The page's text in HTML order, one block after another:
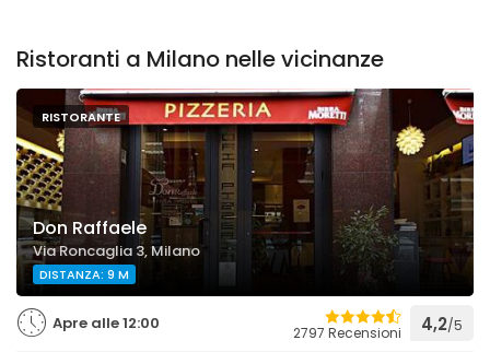
Ristoranti a Milano nelle vicinanze
RISTORANTE
Don Raffaele
Via Roncaglia 3, Milano
DISTANZA: 9 M
Apre alle 12:00 2797 Recensioni 4,2/5